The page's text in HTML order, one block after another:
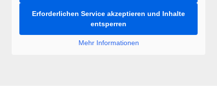
Erforderlichen Service akzeptieren und Inhalte
entsperren
Mehr Informationen